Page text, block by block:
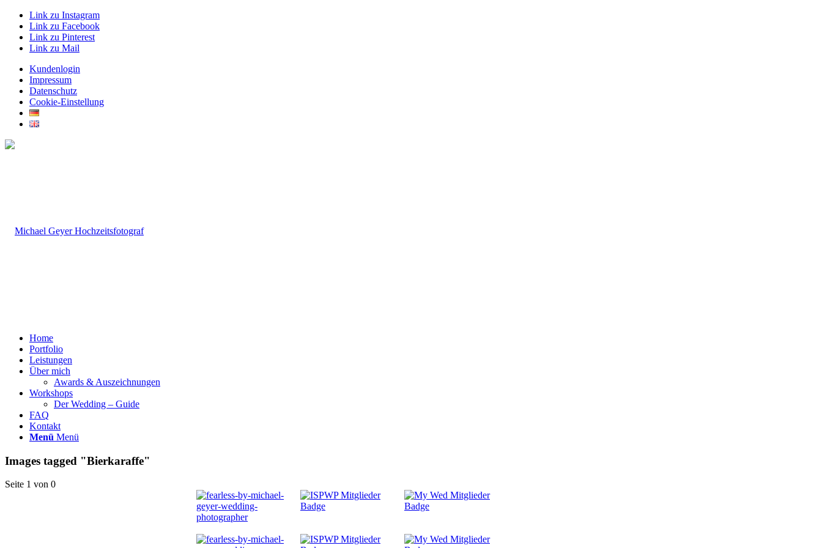
Link zu Instagram
Link zu Facebook
Link zu Pinterest
Link zu Mail
Kundenlogin
Impressum
Datenschutz
Cookie-Einstellung
Home
Portfolio
Leistungen
Über mich
Awards & Auszeichnungen
Workshops
Der Wedding – Guide
FAQ
Kontakt
Menü Menü
Images tagged "Bierkaraffe"
Seite 1 von 0